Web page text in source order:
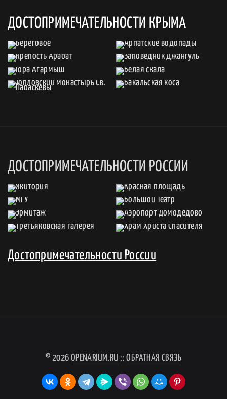
ДОСТОПРИМЕЧАТЕЛЬНОСТИ КРЫМА
ДОСТОПРИМЕЧАТЕЛЬНОСТИ РОССИИ
Достопримечательности России
© 2026 OPENARIUM.RU ::ОБРАТНАЯ СВЯЗЬ